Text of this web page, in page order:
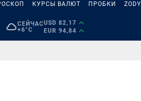
КУРСЫ ВАЛЮТ ПРОБКИ ZODY
СЕЙЧАС
+6°C
USD 82,17
EUR 94,84